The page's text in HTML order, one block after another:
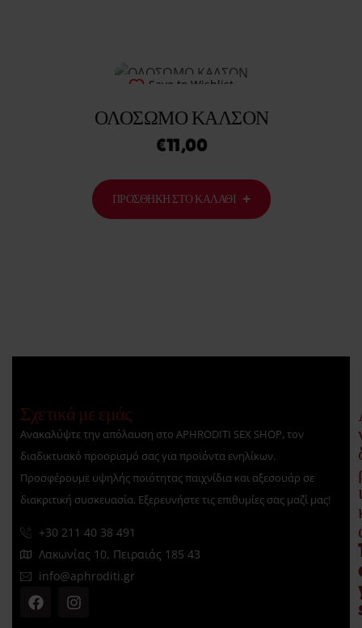
Save to Wishlist
ΟΛΟΣΩΜΟ ΚΑΛΣΟΝ
€11,00
ΠΡΟΣΘΉΚΗ ΣΤΟ ΚΑΛΆΘΙ
Σχετικά με εμάς
Ανακαλύψτε την απόλαυση στο APHRODITI SEX SHOP, τον
διαδικτυακό προορισμό σας για προϊόντα ενηλίκων.
Προσφέρουμε υψηλής ποιότητας παιχνίδια και αξεσουάρ σε
διακριτική συσκευασία. Εξερευνήστε τις επιθυμίες σας μαζί μας!
+30 211 40 38 491
Λακωνίας 10, Πειραιάς 185 43
info@aphroditi.gr
ι